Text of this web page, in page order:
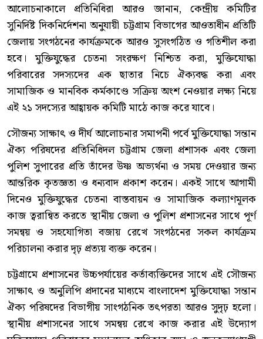
আলোচনাকালে প্রতিনিধিরা আরও জানান, কেন্দ্রীয় কমিটির
সুনির্দিষ্ট দিকনির্দেশনা অনুযায়ী চট্টগ্রাম বিভাগের আওতাধীন প্রতিটি
জেলায় সংগঠনের কার্যক্রমকে আরও সুসংগঠিত ও গতিশীল করা
হবে। মুক্তিযুদ্ধের চেতনা সংরক্ষণ নিশ্চিত করা, মুক্তিযোদ্ধা
পরিবারের সদস্যদের এক ছাতার নিচে ঐক্যবদ্ধ করা এবং
সামাজিক ও মানবিক কর্মকাণ্ডে সক্রিয় অংশ নেওয়ার লক্ষ্য নিয়ে
এই ২১ সদস্যের আহ্বায়ক কমিটি মাঠে কাজ করে যাবে।
সৌজন্য সাক্ষাৎ ও দীর্ঘ আলোচনার সমাপনী পর্বে মুক্তিযোদ্ধা সন্তান
ঐক্য পরিষদের প্রতিনিধিদল চট্টগ্রাম জেলা প্রশাসক এবং জেলা
পুলিশ সুপারের প্রতি তাঁদের উষ্ণ অভ্যর্থনা ও সময় দেওয়ার জন্য
আন্তরিক কৃতজ্ঞতা ও ধন্যবাদ প্রকাশ করেন। একই সাথে আগামী
দিনেও মুক্তিযুদ্ধের চেতনা বাস্তবায়ন ও সামাজিক কল্যাণমূলক
কাজ ত্বরান্বিত করতে স্থানীয় জেলা ও পুলিশ প্রশাসনের সাথে পূর্ণ
সমন্বয় ও সহযোগিতা বজায় রেখে সংগঠনের সকল কার্যক্রম
পরিচালনা করার দৃঢ় প্রত্যয় ব্যক্ত করেন।
চট্টগ্রামে প্রশাসনের উচ্চপর্যায়ের কর্তাব্যক্তিদের সাথে এই সৌজন্য
সাক্ষাৎ ও অনুলিপি প্রদানের মাধ্যমে বাংলাদেশ মুক্তিযোদ্ধা সন্তান
ঐক্য পরিষদের বিভাগীয় সাংগঠনিক তৎপরতা আরও সুদৃঢ় হলো।
স্থানীয় প্রশাসনের সাথে সমন্বয় রেখে কাজ করার এই উদ্যোগ